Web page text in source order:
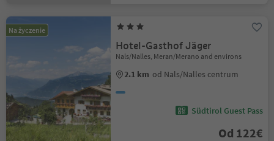
Na życzenie
Hotel-Gasthof Jäger
Nals/Nalles, Meran/Merano and environs
2.1 km od Nals/Nalles centrum
Südtirol Guest Pass
Od 122€